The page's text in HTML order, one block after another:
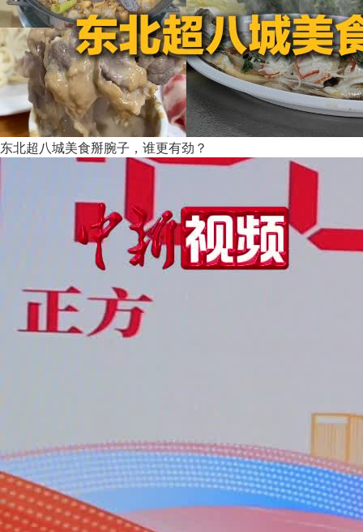
东北超八城美食掰腕子，谁更有劲？